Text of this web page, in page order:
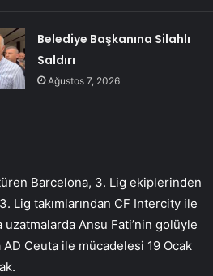
Belediye Başkanına Silahlı
Saldırı
Ağustos 7, 2026
Barcelona, ​​3. Lig ekiplerinden
Lig takımlarından CF Intercity ile
Ansu Fati’nin golüyle
AD Ceuta ile mücadelesi 19 Ocak